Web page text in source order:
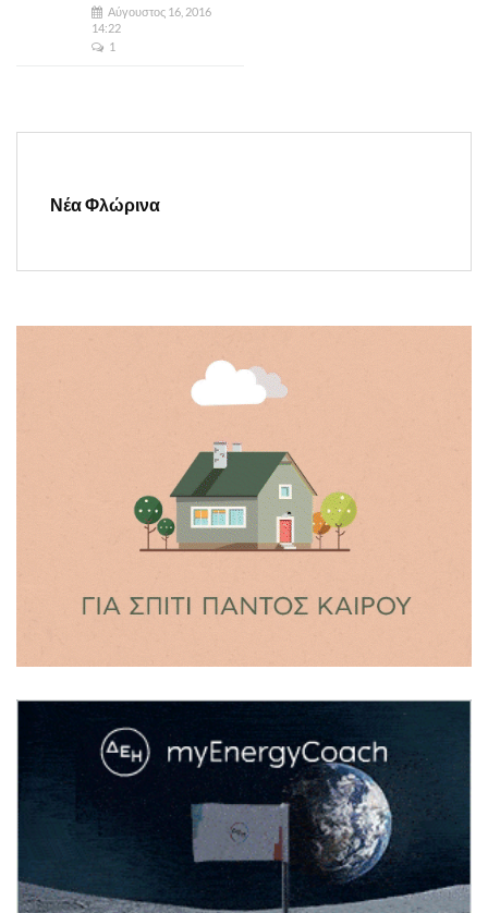
Αύγουστος 16, 2016
14:22
1
Νέα Φλώρινα